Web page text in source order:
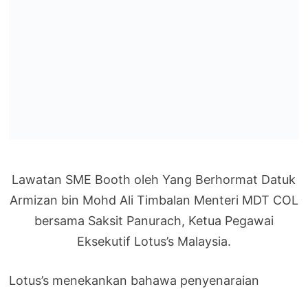
Lawatan SME Booth oleh Yang Berhormat Datuk
Armizan bin Mohd Ali Timbalan Menteri MDT COL
bersama Saksit Panurach, Ketua Pegawai
Eksekutif Lotus’s Malaysia.
Lotus’s menekankan bahawa penyenaraian